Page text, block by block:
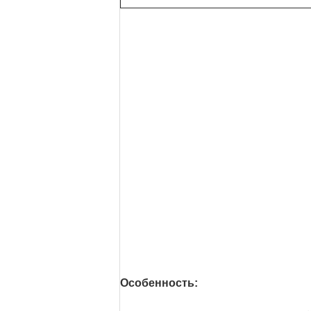
Особенность: